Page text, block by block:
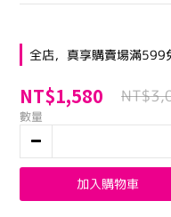
全店，真享購賣場滿599
NT$1,580
數量
加入購物車